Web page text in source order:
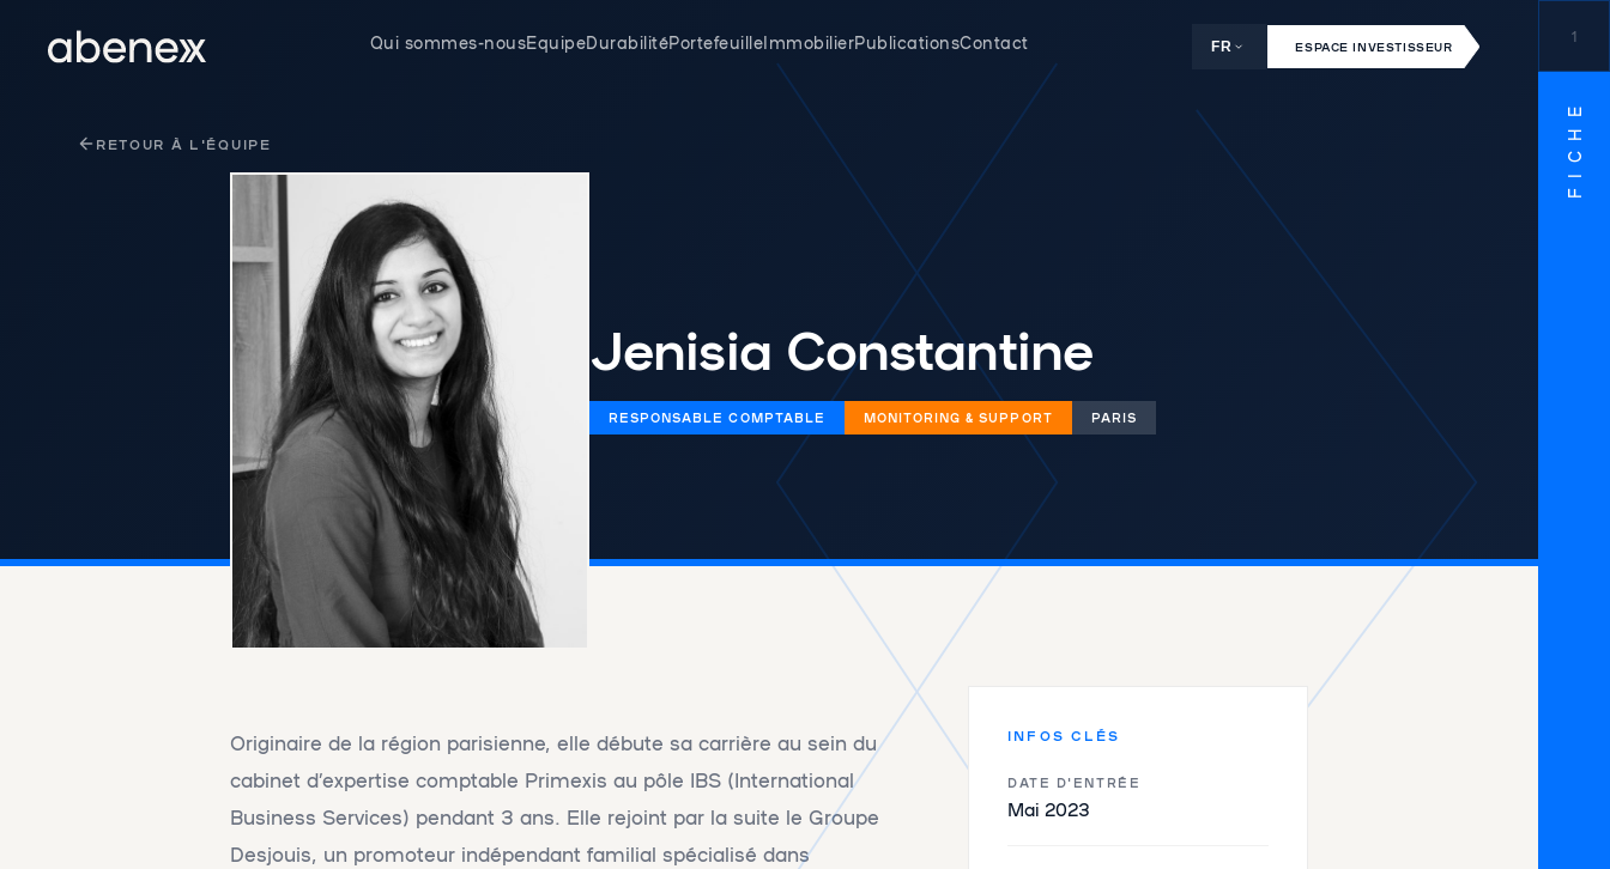
Qui sommes-nousEquipeDurabilitéPortefeuilleImmobilierPublicationsContact FR ESPACE INVESTISSEUR
1
FICHE
RETOUR À L'ÉQUIPE
Jenisia Constantine
RESPONSABLE COMPTABLE MONITORING & SUPPORT PARIS
Originaire de la région parisienne, elle débute sa carrière au sein du
cabinet d’expertise comptable Primexis au pôle IBS (International
Business Services) pendant 3 ans. Elle rejoint par la suite le Groupe
Desjouis, un promoteur indépendant familial spécialisé dans
INFOS CLÉS
DATE D'ENTRÉE
Mai 2023